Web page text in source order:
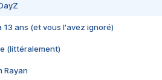
13 ans (et vous l'avez ignoré)
(littéralement)
Rayan